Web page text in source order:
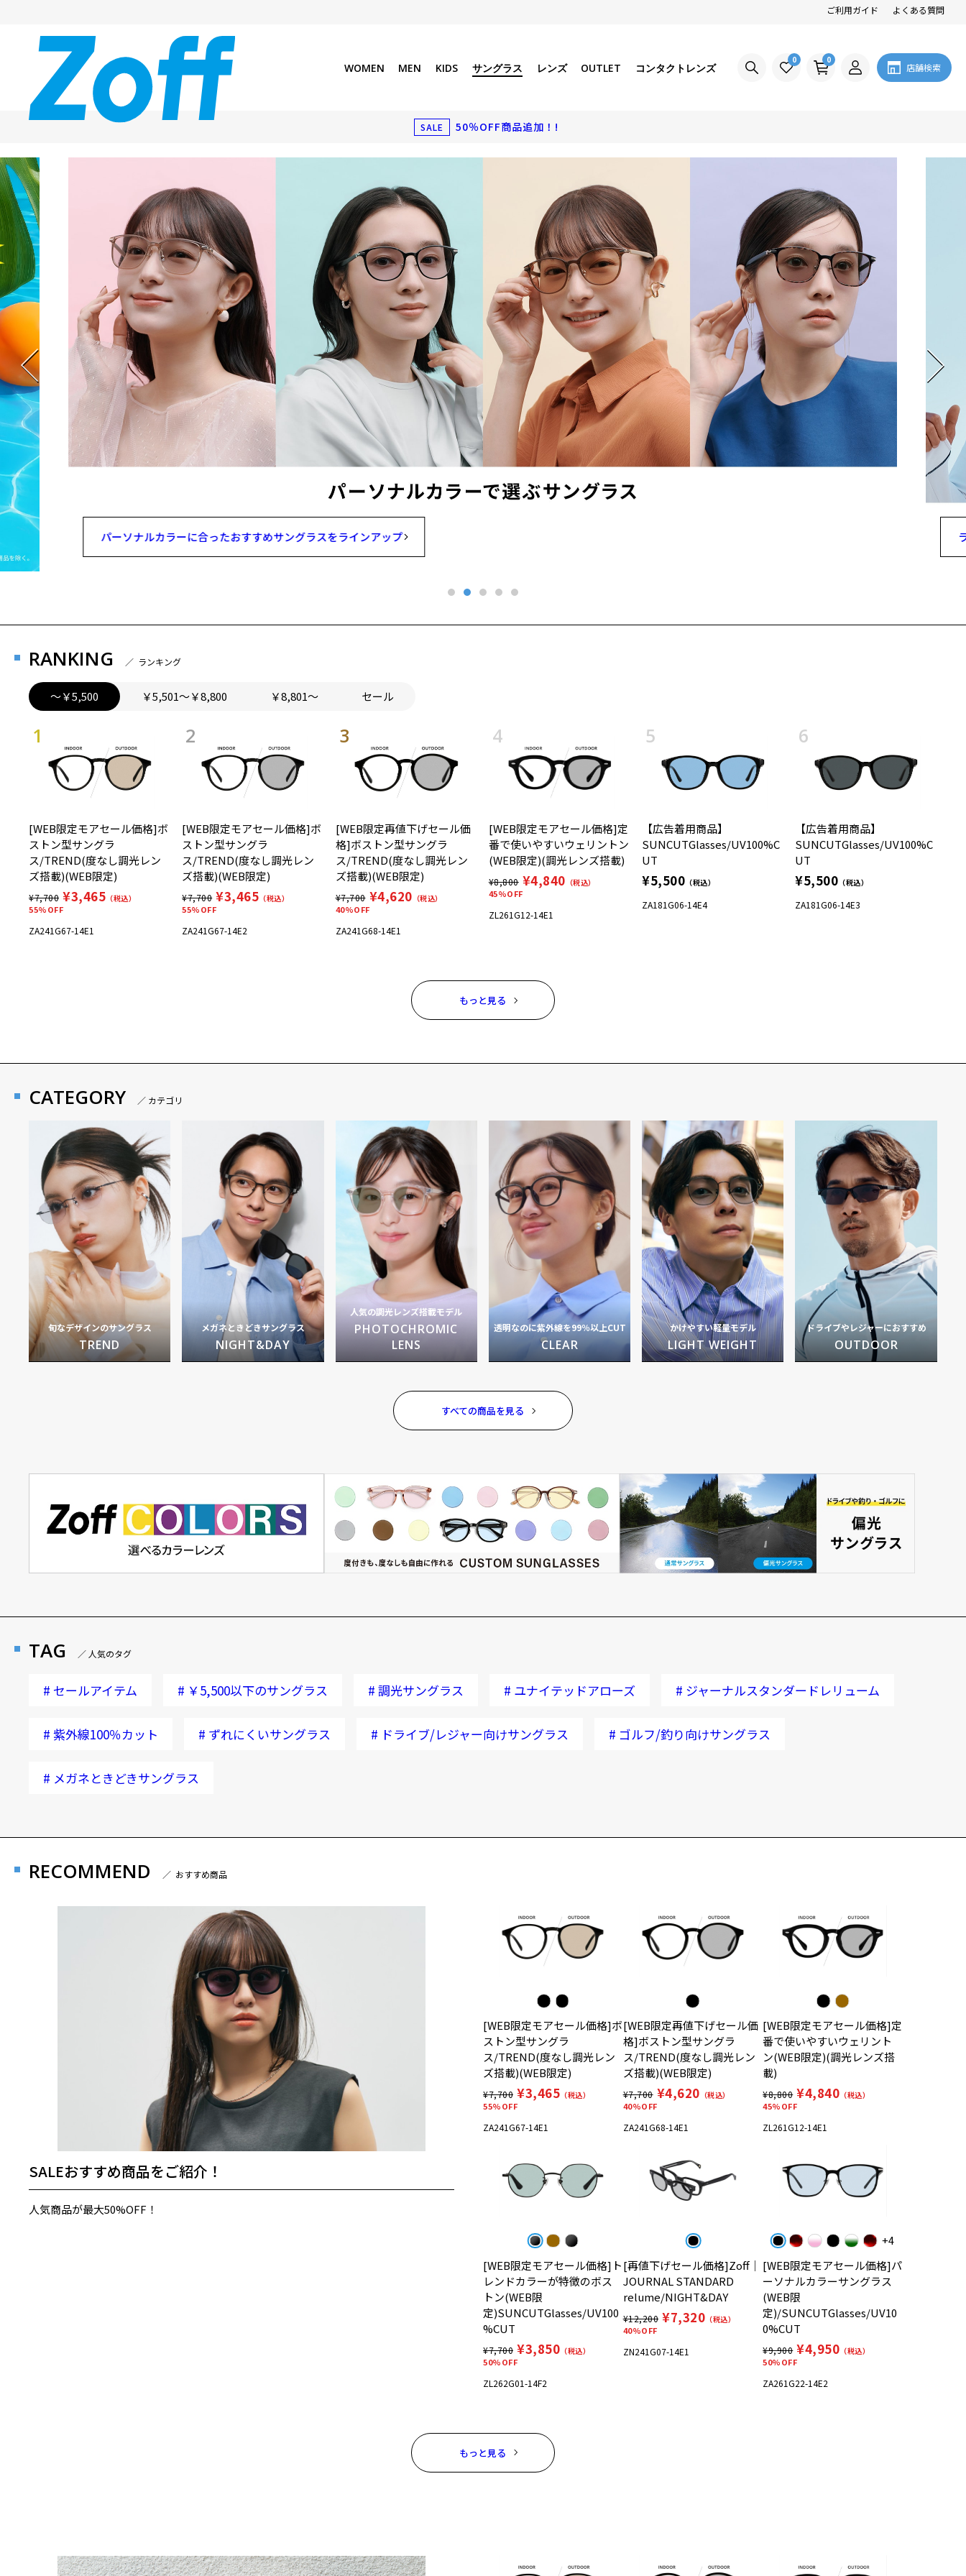
ご利用ガイド よくある質問
WOMEN MEN KIDS サングラス レンズ OUTLET コンタクトレンズ
0 0
店舗検索
SALE 50％OFF商品追加！!
パーソナルカラーに合ったおすすめサングラスをラインアップ
RANKING ／ ランキング
～￥5,500 ￥5,501～￥8,800 ￥8,801～ セール
[WEB限定モアセール価格]ボ
ストン型サングラ
ス/TREND(度なし調光レン
ズ搭載)(WEB限定)
¥7,700 ¥3,465 （税込）
55%OFF
ZA241G67-14E1
[WEB限定モアセール価格]ボ
ストン型サングラ
ス/TREND(度なし調光レン
ズ搭載)(WEB限定)
¥7,700 ¥3,465 （税込）
55%OFF
ZA241G67-14E2
[WEB限定再値下げセール価
格]ボストン型サングラ
ス/TREND(度なし調光レン
ズ搭載)(WEB限定)
¥7,700 ¥4,620 （税込）
40%OFF
ZA241G68-14E1
[WEB限定モアセール価格]定
番で使いやすいウェリントン
(WEB限定)(調光レンズ搭載)
¥8,800 ¥4,840 （税込）
45%OFF
ZL261G12-14E1
【広告着用商品】
SUNCUTGlasses/UV100%C
UT
¥5,500 （税込）
ZA181G06-14E4
【広告着用商品】
SUNCUTGlasses/UV100%C
UT
¥5,500 （税込）
ZA181G06-14E3
もっと見る
CATEGORY ／ カテゴリ
旬なデザインのサングラス
TREND
メガネときどきサングラス
NIGHT&DAY
人気の調光レンズ搭載モデル
PHOTOCHROMIC
LENS
透明なのに紫外線を99％以上CUT
CLEAR
かけやすい軽量モデル
LIGHT WEIGHT
ドライブやレジャーにおすすめ
OUTDOOR
すべての商品を見る
TAG ／ 人気のタグ
# セールアイテム # ￥5,500以下のサングラス # 調光サングラス # ユナイテッドアローズ # ジャーナルスタンダードレリューム
# 紫外線100％カット # ずれにくいサングラス # ドライブ/レジャー向けサングラス # ゴルフ/釣り向けサングラス
# メガネときどきサングラス
RECOMMEND ／ おすすめ商品
SALEおすすめ商品をご紹介！
人気商品が最大50%OFF！
[WEB限定モアセール価格]ボ
ストン型サングラ
ス/TREND(度なし調光レン
ズ搭載)(WEB限定)
¥7,700 ¥3,465 （税込）
55%OFF
ZA241G67-14E1
[WEB限定再値下げセール価
格]ボストン型サングラ
ス/TREND(度なし調光レン
ズ搭載)(WEB限定)
¥7,700 ¥4,620 （税込）
40%OFF
ZA241G68-14E1
[WEB限定モアセール価格]定
番で使いやすいウェリント
ン(WEB限定)(調光レンズ搭
載)
¥8,800 ¥4,840 （税込）
45%OFF
ZL261G12-14E1
[WEB限定モアセール価格]ト
レンドカラーが特徴のボス
トン(WEB限
定)SUNCUTGlasses/UV100
%CUT
¥7,700 ¥3,850 （税込）
50%OFF
ZL262G01-14F2
[再値下げセール価格]Zoff｜
JOURNAL STANDARD
relume/NIGHT&DAY
¥12,200 ¥7,320 （税込）
40%OFF
ZN241G07-14E1
+4
[WEB限定モアセール価格]パ
ーソナルカラーサングラス
(WEB限
定)/SUNCUTGlasses/UV10
0%CUT
¥9,900 ¥4,950 （税込）
50%OFF
ZA261G22-14E2
もっと見る